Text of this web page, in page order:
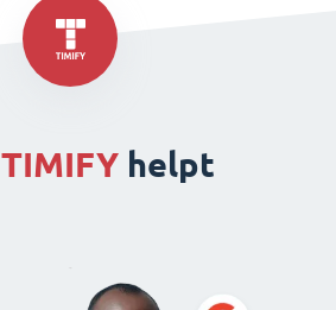
TIMIFYhelpt